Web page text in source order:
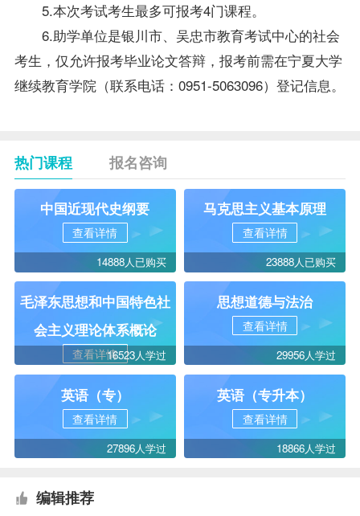
5.本次考试考生最多可报考4门课程。
6.助学单位是银川市、吴忠市教育考试中心的社会
考生，仅允许报考毕业论文答辩，报考前需在宁夏大学
继续教育学院（联系电话：0951-5063096）登记信息。
热门课程 报名咨询
中国近现代史纲要
查看详情
14888人已购买
马克思主义基本原理
查看详情
23888人已购买
毛泽东思想和中国特色社
会主义理论体系概论
查看详情16523人学过
思想道德与法治
查看详情
29956人学过
英语（专）
查看详情
27896人学过
英语（专升本）
查看详情
18866人学过
编辑推荐